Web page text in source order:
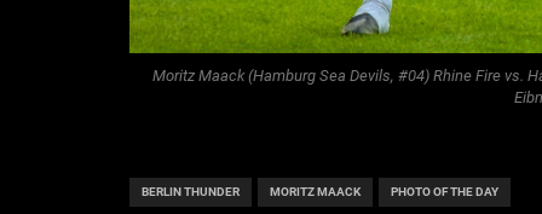
Moritz Maack (Hamburg Sea Devils, #04) Rhine Fire vs.
BERLIN THUNDER MORITZ MAACK PHOTO OF THE DAY